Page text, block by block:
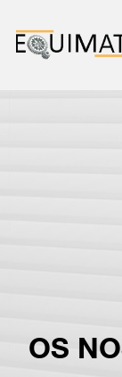
OS